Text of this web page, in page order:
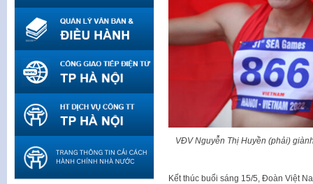
VĐV Nguyễn Thị Huyền (phải)
Kết thúc buổi sáng 15/5, Đoàn Việt